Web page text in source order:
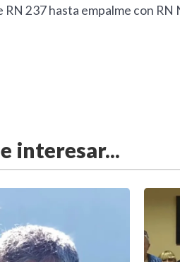
237 hasta empalme con RN
interesar...